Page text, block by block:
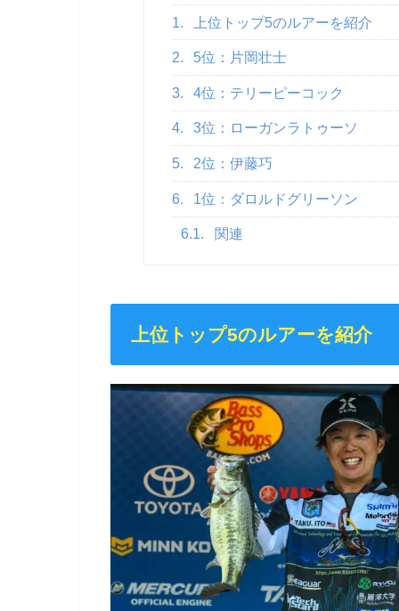
1. 上位トップ5のルアーを紹介
2. 5位：片岡壮士
3. 4位：テリーピーコック
4. 3位：ローガンラトゥーソ
5. 2位：伊藤巧
6. 1位：ダロルドグリーソン
6.1. 関連
上位トップ5のルアーを紹介